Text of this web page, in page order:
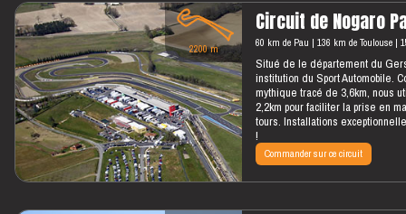
Circuit de Nogaro
2200 m 60 km de Pau 136 km de Toulouse
Situé de le département du
institution du Sport Automobile.
mythique tracé de 3,6km, nous
2,2km pour faciliter la prise en
tours. Installations
!
Commander sur ce circuit